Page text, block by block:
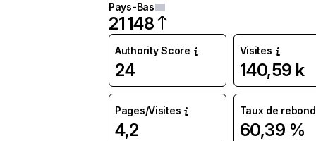
Pays-Bas
21 148
Authority Score
24
Visites
140,59 k
Pages/Visites
4,2
Taux de rebond
60,39 %